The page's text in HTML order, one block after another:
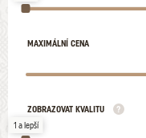
MAXIMÁLNÍ CENA
ZOBRAZOVAT KVALITU
1 a lepší